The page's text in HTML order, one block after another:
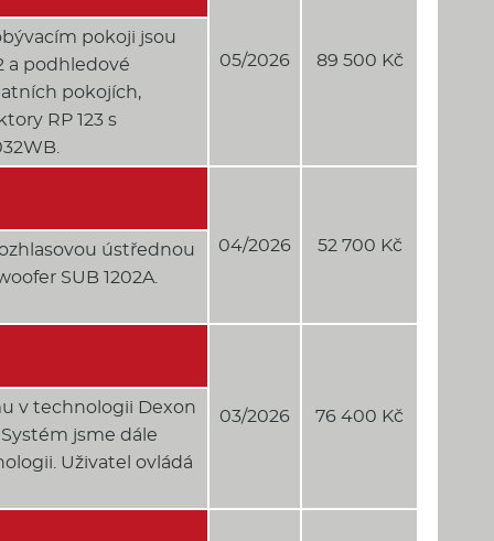
05/2026 89 500 Kč
pokoji jsou
a podhledové
pokojích,
RP 123 s
04/2026 52 700 Kč
ústřednou
SUB 1202A.
03/2026 76 400 Kč
v technologii Dexon
jsme dále
Uživatel ovládá